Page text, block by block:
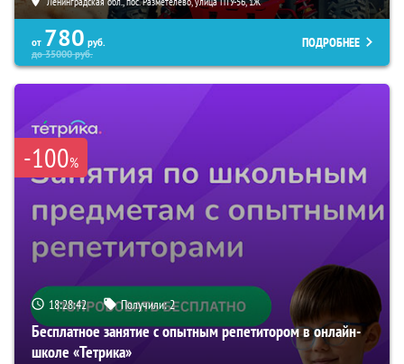
от 780 руб.
до35000руб.
ПОДРОБНЕЕ
-100%
18:28:41 Получили:2
Бесплатное занятие с опытным репетитором в онлайн-
школе «Тетрика»